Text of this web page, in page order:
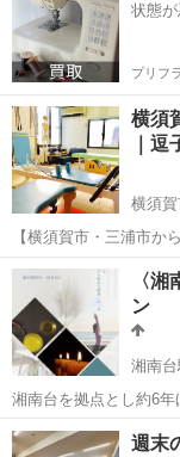
状態
プリフラ
横須
｜
横須
【横須賀市・三浦市か
タジオ「Reformer逗子院」です】 「運動不足
「最近、姿勢が悪く
善しない…もし...
神奈川 横須賀市
〈
ン
湘南台
湘南台を拠点とし約6
す。 参加者の方は20〜
丁寧な説明を心がけて行っています！ こ
神奈川 藤沢市 湘
週末